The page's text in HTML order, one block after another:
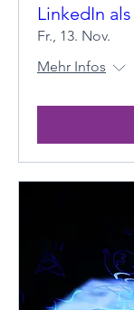
LinkedIn
Fr., 13. Nov.
Mehr Infos